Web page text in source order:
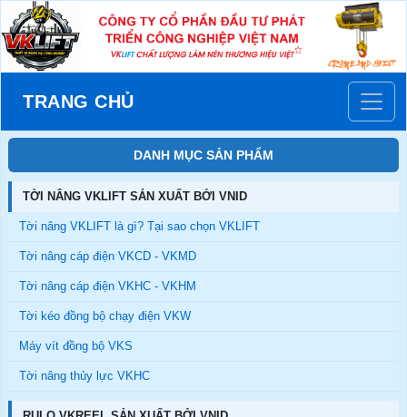
TRANG CHỦ
DANH MỤC SẢN PHẨM
TỜI NÂNG VKLIFT SẢN XUẤT BỞI VNID
Tời nâng VKLIFT là gì? Tại sao chọn VKLIFT
Tời nâng cáp điện VKCD - VKMD
Tời nâng cáp điện VKHC - VKHM
Tời kéo đồng bộ chạy điện VKW
Máy vít đồng bộ VKS
Tời nâng thủy lực VKHC